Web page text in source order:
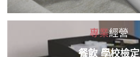
專業經營
餐飲 學校檢定